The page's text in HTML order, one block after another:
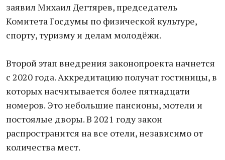
заявил Михаил Дегтярев, председатель
Комитета Госдумы по физической культуре,
спорту, туризму и делам молодёжи.
Второй этап внедрения законопроекта начнется
с 2020 года. Аккредитацию получат гостиницы, в
которых насчитывается более пятнадцати
номеров. Это небольшие пансионы, мотели и
постоялые дворы. В 2021 году закон
распространится на все отели, независимо от
количества мест.